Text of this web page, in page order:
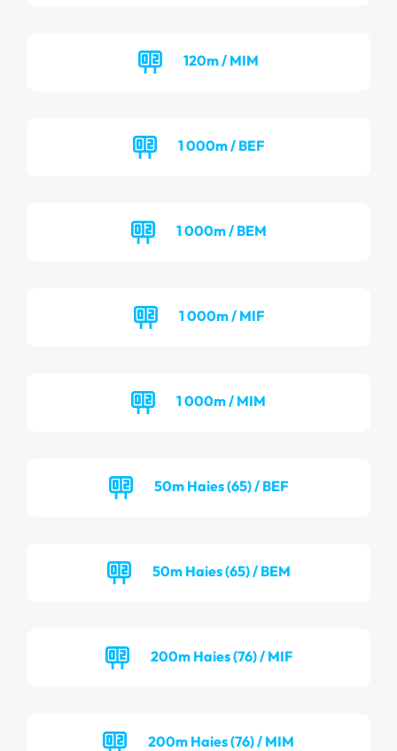
120m / MIM
1 000m / BEF
1 000m / BEM
1 000m / MIF
1 000m / MIM
50m Haies (65) / BEF
50m Haies (65) / BEM
200m Haies (76) / MIF
200m Haies (76) / MIM